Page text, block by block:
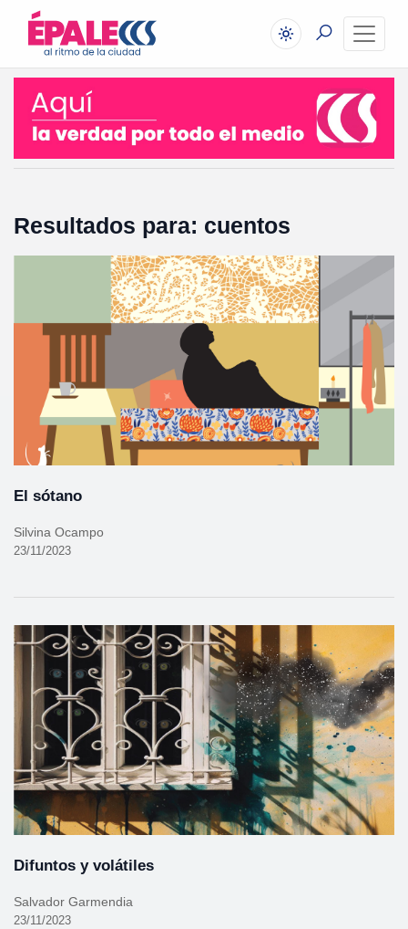
Resultados para: cuentos
El sótano
Silvina Ocampo
23/11/2023
Difuntos y volátiles
Salvador Garmendia
23/11/2023